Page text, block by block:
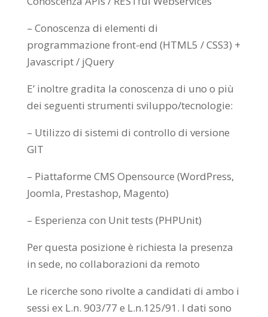
– Conoscenza di elementi di
programmazione front-end (HTML5 / CSS3) +
Javascript / jQuery
E’ inoltre gradita la conoscenza di uno o più
dei seguenti strumenti sviluppo/tecnologie:
– Utilizzo di sistemi di controllo di versione
GIT
– Piattaforme CMS Opensource (WordPress,
Joomla, Prestashop, Magento)
– Esperienza con Unit tests (PHPUnit)
Per questa posizione è richiesta la presenza
in sede, no collaborazioni da remoto
Le ricerche sono rivolte a candidati di ambo i
sessi ex L.n. 903/77 e L.n.125/91. I dati sono